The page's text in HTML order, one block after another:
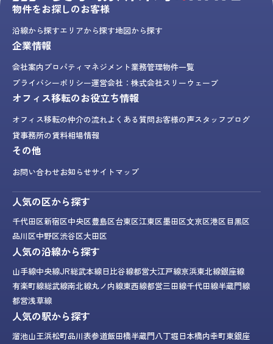
物件をお探しのお客様
沿線から探すエリアから探す地図から探す
企業情報
会社案内プロパティマネジメント業務管理物件一覧
プライバシーポリシー運営会社：株式会社スリーウェーブ
オフィス移転のお役立ち情報
オフィス移転の仲介の流れよくある質問お客様の声スタッフブログ
貸事務所の賃料相場情報
その他
お問い合わせお知らせサイトマップ
人気の区から探す
千代田区新宿区中央区豊島区台東区江東区墨田区文京区港区目黒区
品川区中野区渋谷区大田区
人気の沿線から探す
山手線中央線JR総武本線日比谷線都営大江戸線京浜東北線銀座線
有楽町線総武線南北線丸ノ内線東西線都営三田線千代田線半蔵門線
都営浅草線
人気の駅から探す
溜池山王浜松町品川表参道飯田橋半蔵門八丁堀日本橋内幸町東銀座